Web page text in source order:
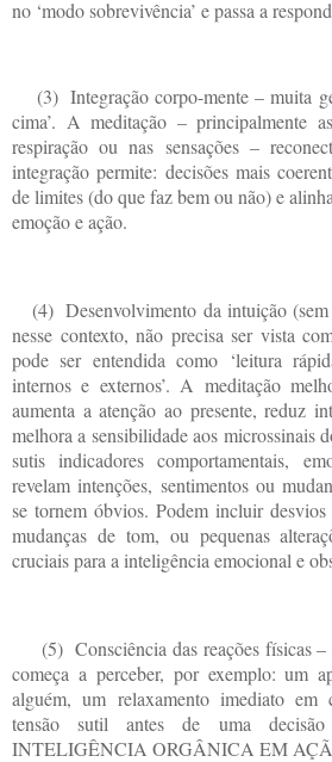
no ‘modo sobrevivência’ e passa a
Integração corpo-mente – muita
cima’. A meditação – principalmente
respiração ou nas sensações –
integração permite: decisões mais
de limites (do que faz bem ou não) e
emoção e ação.
Desenvolvimento da intuição
nesse contexto, não precisa ser vista
pode ser entendida como ‘leitura
internos e externos’. A meditação
aumenta a atenção ao presente, reduz
melhora a sensibilidade aos microssinais
sutis indicadores comportamentais,
revelam intenções, sentimentos ou
se tornem óbvios. Podem incluir
mudanças de tom, ou pequenas
cruciais para a inteligência emocional e
Consciência das reações físicas
começa a perceber, por exemplo: um
alguém, um relaxamento imediato em
tensão sutil antes de uma
INTELIGÊNCIA ORGÂNICA EM